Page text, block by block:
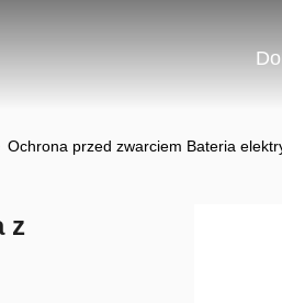
Ochrona przed zwarciem Bateria
z